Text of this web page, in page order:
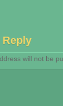
Reply
will not be